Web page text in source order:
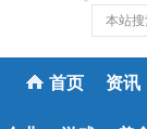
首页 资讯